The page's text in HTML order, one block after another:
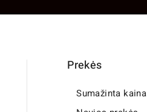
Prekės
Sumažinta kaina